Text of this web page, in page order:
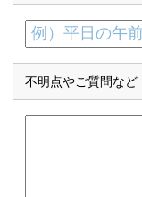
不明点やご質問など